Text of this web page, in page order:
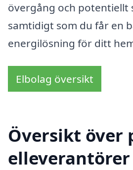
övergång och potentiellt
samtidigt som du får en
energilösning för ditt
Elbolag översikt
Översikt över
elleverantörer